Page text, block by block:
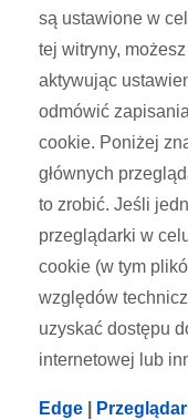
są ustawione w
tej witryny,
aktywując
odmówić
cookie. Poniżej
głównych
to zrobić. Jeśli
przeglądarki w
cookie (w tym
względów
uzyskać dostępu
internetowej lub
Edge